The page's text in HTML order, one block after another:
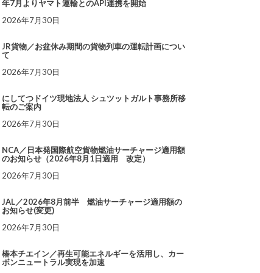
年7月よりヤマト運輸とのAPI連携を開始
2026年7月30日
JR貨物／お盆休み期間の貨物列車の運転計画につい
て
2026年7月30日
にしてつドイツ現地法人 シュツットガルト事務所移
転のご案内
2026年7月30日
NCA／日本発国際航空貨物燃油サーチャージ適用額
のお知らせ（2026年8月1日適用 改定）
2026年7月30日
JAL／2026年8月前半 燃油サーチャージ適用額の
お知らせ(変更)
2026年7月30日
椿本チエイン／再生可能エネルギーを活用し、カー
ボンニュートラル実現を加速